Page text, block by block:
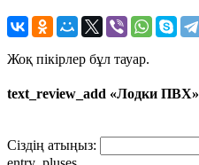
Жоқ пікірлер бұл тауар.
text_review_add «Лодки ПВХ»
Сіздің атыңыз: